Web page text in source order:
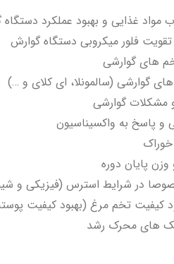
غذایی و بهبود عملکرد دستگاه
فلور میکروبی دستگاه گوارش
های گوارشی
گوارشی (سالمونلا، ای کلای و …)
مشکلات گوارشی
و پاسخ به واکسیناسیون
پایان دوره
در شرایط استرس (فیزیکی و
کیفیت تخم­ مرغ (بهبود کیفیت
های محرک رشد